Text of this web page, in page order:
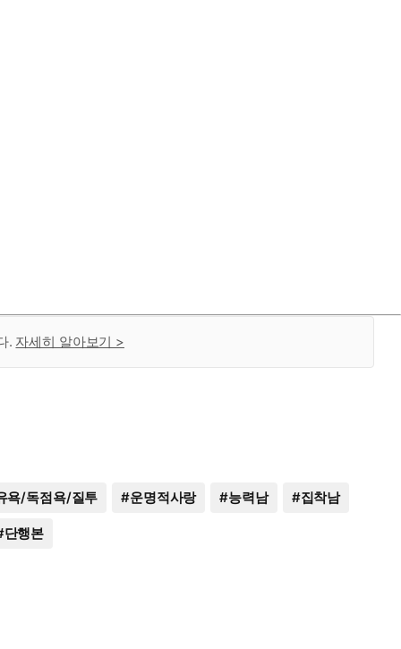
. 자세히 알아보기 >
욕/독점욕/질투 #운명적사랑 #능력남 #집착남
단행본